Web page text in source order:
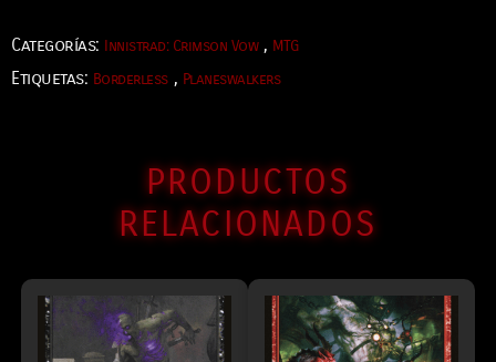
Categorías: Innistrad: Crimson Vow , MTG
Etiquetas: Borderless , Planeswalkers
PRODUCTOS
RELACIONADOS